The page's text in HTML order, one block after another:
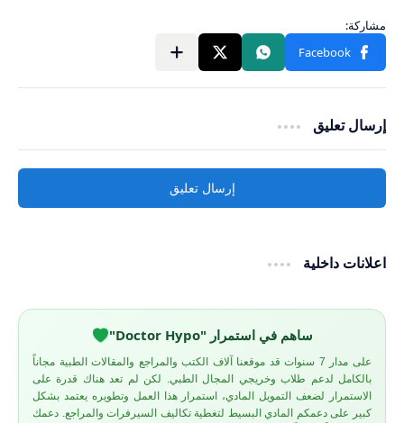
إرسال تعليق
إرسال تعليق
اعلانات داخلية
ساهم في استمرار "Doctor Hypo"
على مدار 7 سنوات قد موقعنا آلاف الكتب والمراجع والمقالات الطبية مجاناً
بالكامل لدعم طلاب وخريجي المجال الطبي. لكن لم تعد هناك قدرة على
الاستمرار لضعف التمويل المادي، استمرار هذا العمل وتطويره يعتمد بشكل
كبير على دعمكم المادي البسيط لتغطية تكاليف السيرفرات والمراجع. دعمك